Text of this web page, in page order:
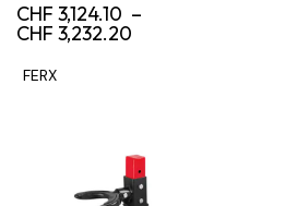
CHF 3,124.10 –
CHF 3,232.20
FERX